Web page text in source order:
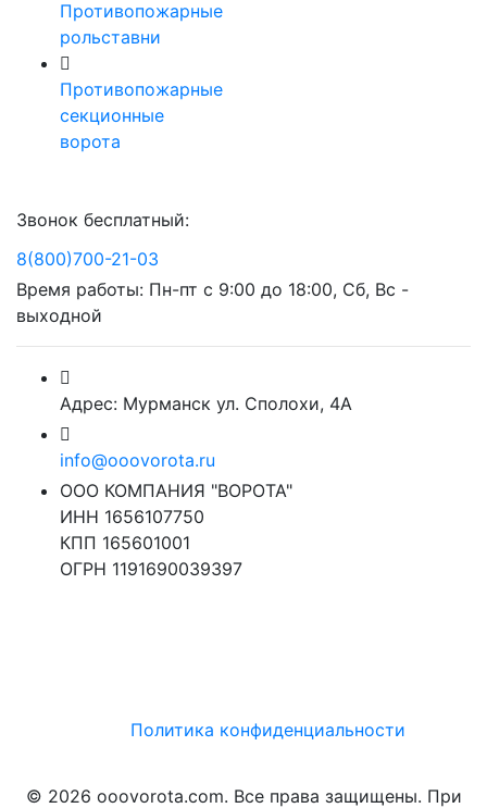
Противопожарные
рольставни
Противопожарные
секционные
ворота
Звонок бесплатный:
8(800)700-21-03
Время работы: Пн-пт с 9:00 до 18:00, Сб, Вс -
выходной
Адрес: Мурманск ул. Сполохи, 4А
info@ooovorota.ru
ООО КОМПАНИЯ "ВОРОТА"
ИНН 1656107750
КПП 165601001
ОГРН 1191690039397
Политика конфиденциальности
© 2026 ooovorota.com. Все права защищены. При